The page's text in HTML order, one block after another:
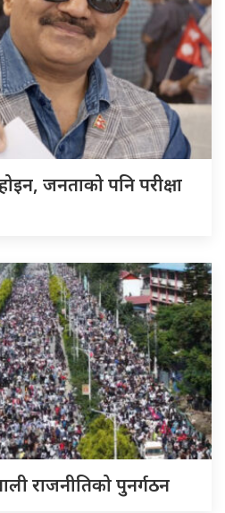
जनताको पनि परीक्षा
राजनीतिको पुनर्गठन